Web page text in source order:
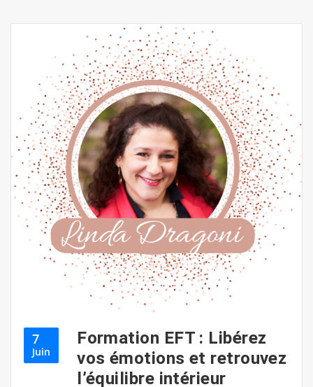
7
Juin
Formation EFT : Libérez
vos émotions et retrouvez
l’équilibre intérieur